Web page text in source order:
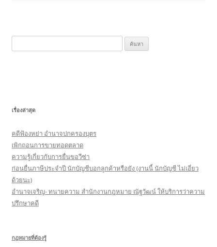
k
น
รั
:
เรื่องล่าสุด
คดีฟ้องหย่า อำนาจปกครองบุตร
เพิกถอนการขายทอดตลาด
ความรู้เกี่ยวกับการยื่นขอวีซ่า
ก่อนยื่นภาษีประจำปี นักบัญชีบอกลูกค้าหรือยัง (งานนี้ นักบัญชี ไม่เอี่ยว
ด้วยนะ)
อำนาจเจริญ- ทนายความ สำนักงานกฎหมาย ณัฐวัฒน์ ให้บริการว่าความ
ปรึกษาคดี
กฎหมายที่ต้องรู้